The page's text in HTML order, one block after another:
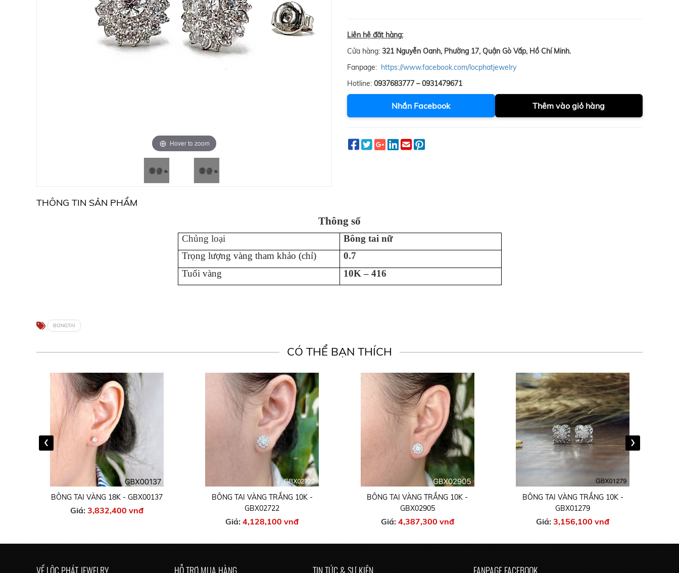
Hover to zoom
Liên hệ đặt hàng:
Cửa hàng: 321 Nguyễn Oanh, Phường 17, Quận Gò Vấp, Hồ Chí Minh.
Fanpage: https://www.facebook.com/locphatjewelry
Hotline: 0937683777 – 0931479671
Nhắn Facebook Thêm vào giỏ hàng
THÔNG TIN SẢN PHẨM
Thông số
Chủng loại Bông tainữ
Trọng lượng vàng tham khảo (chỉ)
0.7
Tuổi vàng
10K – 416
BONGTAI
CÓ THỂ BẠN THÍCH
BÔNG TAI VÀNG TRẮNG 10K -
GBX02722
BÔNG TAI VÀNG TRẮNG 10K -
GBX02905
Giá: 4,387,300 vnđ
BÔNG TAI VÀNG TRẮNG 10K -
GBX01279
Giá: 3,156,100 vnđ
BÔNG TAI VÀNG TRẮNG 10K -
GBX00144
Giá: 2,680,700 vnđ
‹ ›